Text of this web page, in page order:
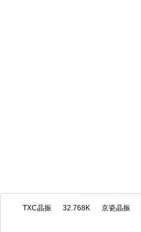
TXC晶振 32.768K 京瓷晶振